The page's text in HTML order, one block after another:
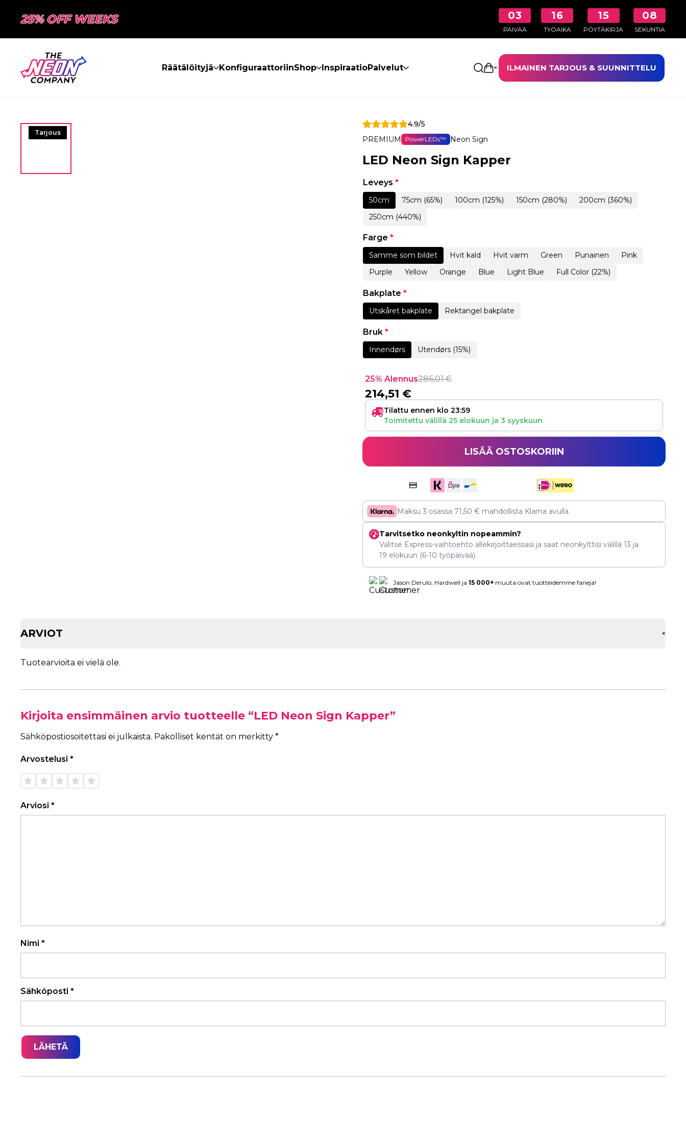
25% OFF WEEKS 03
PÄIVÄÄ
16
TYÖAIKA
15
PÖYTÄKIRJA
07
SEKUNTIA
Räätälöityjä KonfiguraattoriinShop InspiraatioPalvelut Avaa ostoskori
ILMAINEN TARJOUS & SUUNNITTELU
Tarjous
4.9/5
PREMIUM
PowerLEDs™ Neon Sign
LED Neon Sign Kapper
Leveys *
50cm 75cm (65%) 100cm (125%) 150cm (280%)
200cm (360%)
250cm (440%)
Farge *
Samme som bildet Hvit kald Hvit varm Green Punainen
Pink
Purple
Yellow Orange Blue Light Blue Full Color (22%)
Bakplate *
Utskåret bakplate Rektangel bakplate
Bruk *
Innendørs Utendørs (15%)
25% Alennus286,01€
214,51 €
Tilattu ennen klo 23:59
Toimitettu välillä 25 elokuun ja 3 syyskuun
LISÄÄ OSTOSKORIIN
Maksu 3 osassa 71,50€ mahdollista Klarna avulla.
Tarvitsetko neonkyltin nopeammin?
Valitse Express-vaihtoehto allekirjoittaessasi ja saat neonkylttisi välillä 13 ja
19 elokuun (6-10 työpäivää).
Jason Derulo, Hardwell ja 15 000+muuta ovat tuotteidemme faneja!
ARVIOT +
Tuotearvioita ei vielä ole.
Kirjoita ensimmäinen arvio tuotteelle “LED Neon Sign Kapper”
Sähköpostiosoitettasi ei julkaista. Pakolliset kentät on merkitty *
Arvostelusi *
1/5
tähteä
2/5
tähteä
3/5
tähteä
4/5
tähteä
5/5
tähteä
Arviosi *
Nimi *
Sähköposti *